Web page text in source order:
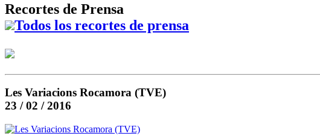
Recortes de Prensa
Todos los recortes de prensa
Les Variacions Rocamora (TVE)
23 / 02 / 2016